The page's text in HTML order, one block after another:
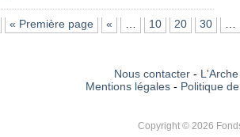
« Première page « 10 20 30
Nous contacter-
Mentions légales - Politique
Copyright © 2026